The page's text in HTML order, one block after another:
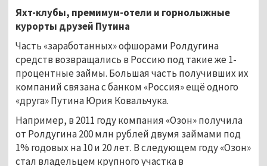
Яхт-клубы, премимум-отели и горнолыжные
курорты друзей Путина
Часть «заработанных» офшорами Ролдугина
средств возвращались в Россию под такие же 1-
процентные займы. Большая часть получивших их
компаний связана с банком «Россия» ещё одного
«друга» Путина Юрия Ковальчука.
Например, в 2011 году компания «Озон» получила
от Ролдугина 200 млн рублей двумя займами под
1% годовых на 10 и 20 лет. В следующем году «Озон»
стал владельцем крупного участка в